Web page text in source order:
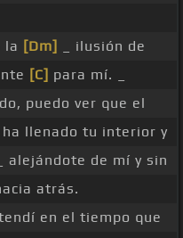
la [Dm]
_ ilusión de
[C] para mí. _
puedo ver que el
llenado tu interior y
alejándote de mí y sin
atrás.
en el tiempo que